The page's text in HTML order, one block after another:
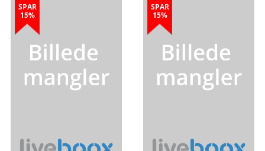
SPAR
15%
SPAR
15%